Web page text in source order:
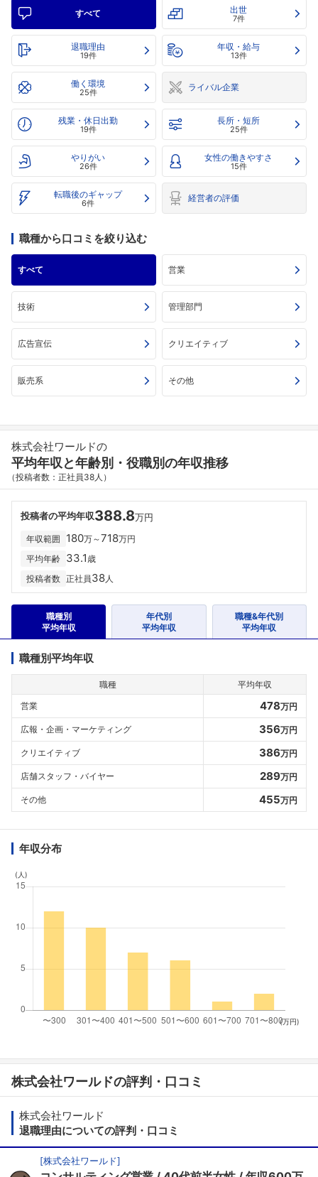
すべて 出世
7件
退職理由
19件
年収・給与
13件
働く環境
25件 ライバル企業
残業・休日出勤
19件
長所・短所
25件
やりがい
26件
女性の働きやすさ
15件
転職後のギャップ
6件 経営者の評価
職種から口コミを絞り込む
すべて 営業
技術 管理部門
広告宣伝 クリエイティブ
販売系 その他
株式会社ワールドの
平均年収と年齢別・役職別の年収推移
（投稿者数：正社員38人）
投稿者の平均年収388.8万円
年収範囲 180万～718万円
平均年齢 33.1 歳
投稿者数 正社員38人
職種別
平均年収
年代別
平均年収
職種&年代別
平均年収
職種別平均年収
職種
平均年収
営業
478万円
広報・企画・マーケティング 356万円
クリエイティブ 386万円
店舗スタッフ・バイヤー 289万円
その他 455万円
年収分布
(人)
(万円)
株式会社ワールドの評判・口コミ
株式会社ワールド
退職理由についての評判・口コミ
[株式会社ワールド]